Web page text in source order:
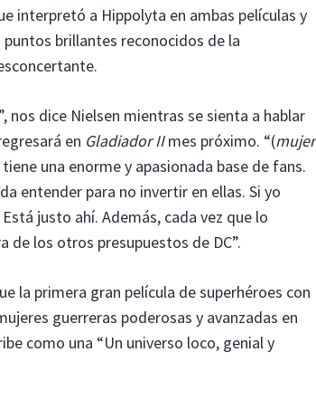
interpretó a Hippolyta en ambas películas y
brillantes reconocidos de la
nos dice Nielsen mientras se sienta a hablar
en Gladiador IImes próximo. “(mujer
una enorme y apasionada base de fans.
entender para no invertir en ellas. Si yo
justo ahí. Además, cada vez que lo
de los otros presupuestos de DC”.
la primera gran película de superhéroes con
guerreras poderosas y avanzadas en
como una “Un universo loco, genial y